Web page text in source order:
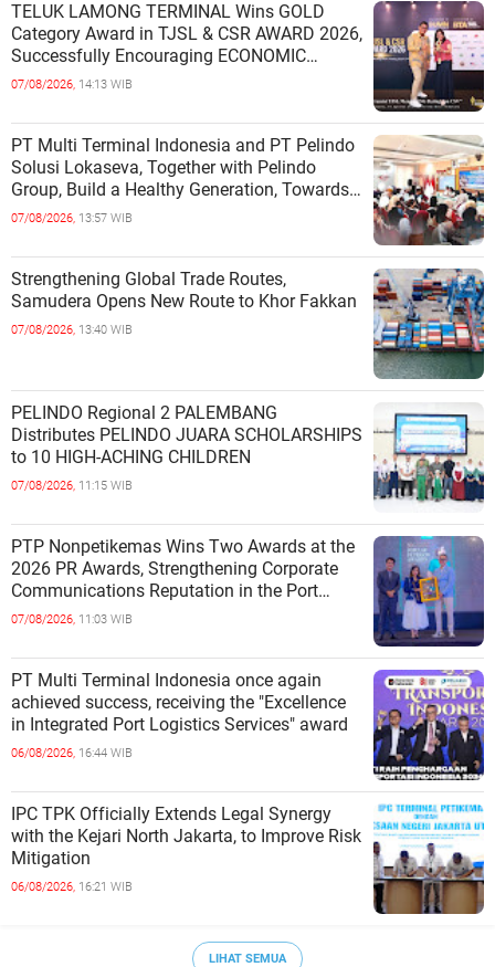
TELUK LAMONG TERMINAL Wins GOLD
Category Award in TJSL & CSR AWARD 2026,
Successfully Encouraging ECONOMIC
INDEPENDENCE OF COASTAL
07/08/2026, 14:13 WIB
PT Multi Terminal Indonesia and PT Pelindo
Solusi Lokaseva, Together with Pelindo
Group, Build a Healthy Generation, Towards
a Golden Indonesia
07/08/2026, 13:57 WIB
Strengthening Global Trade Routes,
Samudera Opens New Route to Khor Fakkan
07/08/2026, 13:40 WIB
PELINDO Regional 2 PALEMBANG
Distributes PELINDO JUARA SCHOLARSHIPS
to 10 HIGH-ACHING CHILDREN
07/08/2026, 11:15 WIB
PTP Nonpetikemas Wins Two Awards at the
2026 PR Awards, Strengthening Corporate
Communications Reputation in the Port
Sector
07/08/2026, 11:03 WIB
PT Multi Terminal Indonesia once again
achieved success, receiving the "Excellence
in Integrated Port Logistics Services" award
06/08/2026, 16:44 WIB
IPC TPK Officially Extends Legal Synergy
with the Kejari North Jakarta, to Improve Risk
Mitigation
06/08/2026, 16:21 WIB
LIHAT SEMUA